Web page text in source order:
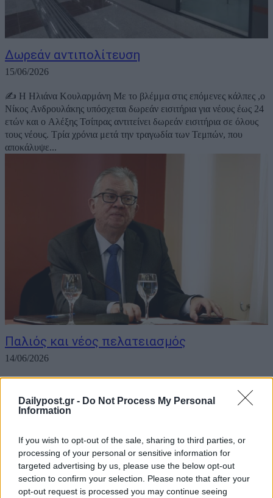
Dailypost.gr - Do Not Process My Personal
Information
If you wish to opt-out of the sale, sharing to third parties, or
processing of your personal or sensitive information for
targeted advertising by us, please use the below opt-out
section to confirm your selection. Please note that after your
opt-out request is processed you may continue seeing
Δωρεάν αντιπολίτευση
15/06/2026
✍️ Η Ηλιάνα Κουλαρμάνη Με το βλέμμα στις επόμενες κάλπες ,ο
Νίκος Ανδρουλάκης υπόσχεται δωρεάν εισιτήρια για νέους έως 24
ετών και ο Αλέξης Τσίπρας αντιτείνει δωρεάν εισιτήρια σε όλους
τους νέους. Τρία χρόνια μετά την τραγωδία των Τεμπών, που
αποκάλυψε...
Παλιός και νέος πελατειασμός
14/06/2026
διαφθοράς στην πολεοδομία έχει ιδιαίτερη σημασία για όσους
διοικητικούς επιστήμονες και δημοσιολογούντες ασχολούνται και
του...